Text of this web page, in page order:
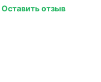
Оставить отзыв